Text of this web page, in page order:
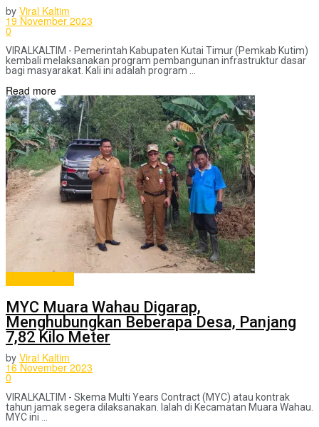
by Viral Kaltim
19 November 2023
0
VIRALKALTIM - Pemerintah Kabupaten Kutai Timur (Pemkab Kutim)
kembali melaksanakan program pembangunan infrastruktur dasar
bagi masyarakat. Kali ini adalah program ...
Read more
MYC Muara Wahau Digarap,
Menghubungkan Beberapa Desa, Panjang
7,82 Kilo Meter
by Viral Kaltim
16 November 2023
0
VIRALKALTIM - Skema Multi Years Contract (MYC) atau kontrak
tahun jamak segera dilaksanakan. Ialah di Kecamatan Muara Wahau.
MYC ini ...